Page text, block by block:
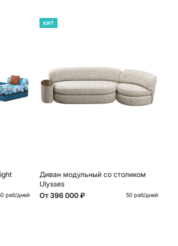
раб/дней
ХИТ
Диван модульный со столиком
Ulysses
От396 000 ₽ 50 раб/дней